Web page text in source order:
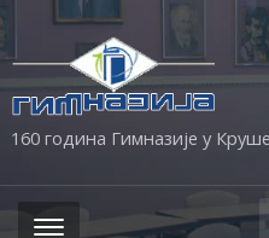
160 година Гимназије у